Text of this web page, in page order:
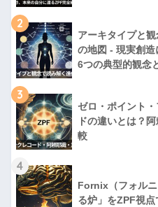
2
アーキタイプと
の地図 - 現実創造
6つの典型的観念
3
ゼロ・ポイント
ドの違いとは？
較
4
Fornix（フォル
る炉」をZPF視点